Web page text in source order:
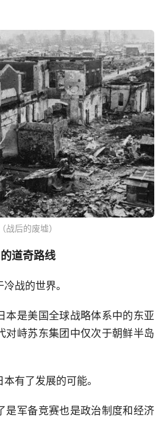
（战后的废墟）
道奇路线
战的世界。
本是美国全球战略体系中的东亚
对峙苏东集团中仅次于朝鲜半岛
有了发展的可能。
是军备竞赛也是政治制度和经济